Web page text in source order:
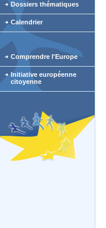
Dossiers thématiques
Calendrier
Comprendre l'Europe
Initiative européenne
citoyenne